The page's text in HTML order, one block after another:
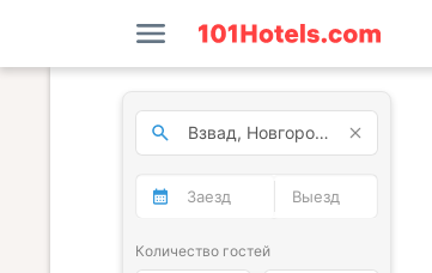
Количество гостей